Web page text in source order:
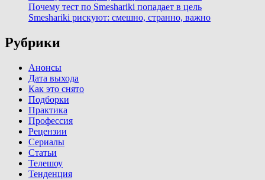
Почему тест по Smeshariki попадает в цель
Smeshariki рискуют: смешно, странно, важно
Рубрики
Анонсы
Дата выхода
Как это снято
Подборки
Практика
Профессия
Рецензии
Сериалы
Статьи
Телешоу
Тенденция